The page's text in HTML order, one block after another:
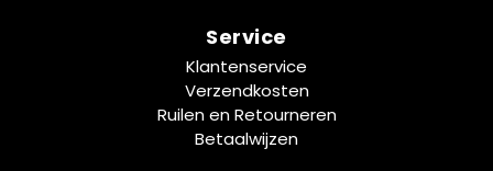
Service
Klantenservice
Verzendkosten
Ruilen en Retourneren
Betaalwijzen